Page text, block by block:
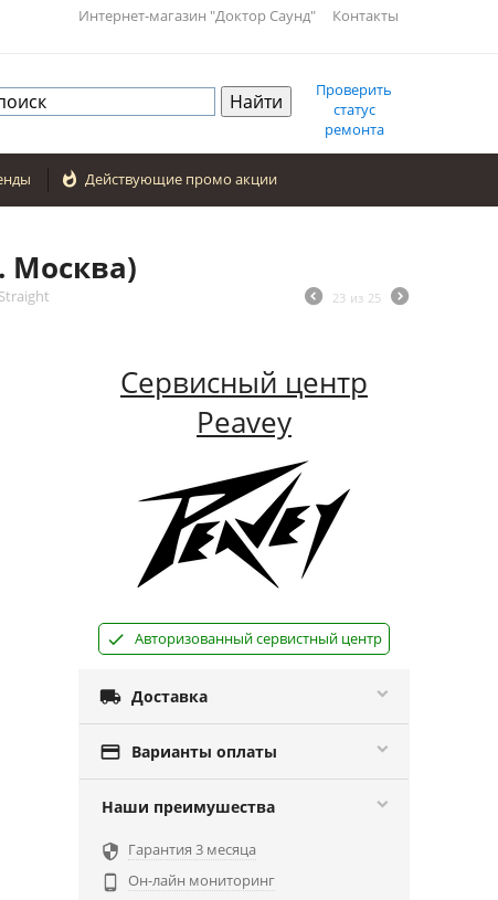
Интернет-магазин "Доктор Саунд" Контакты
Проверить
статус
ремонта
 Действующие промо акции
Москва)
23 из 25
Сервисный центр
Peavey
Авторизованный сервистный центр
 Доставка
 Варианты оплаты
Наши преимушества
 Гарантия 3 месяца

Он-лайн мониторинг